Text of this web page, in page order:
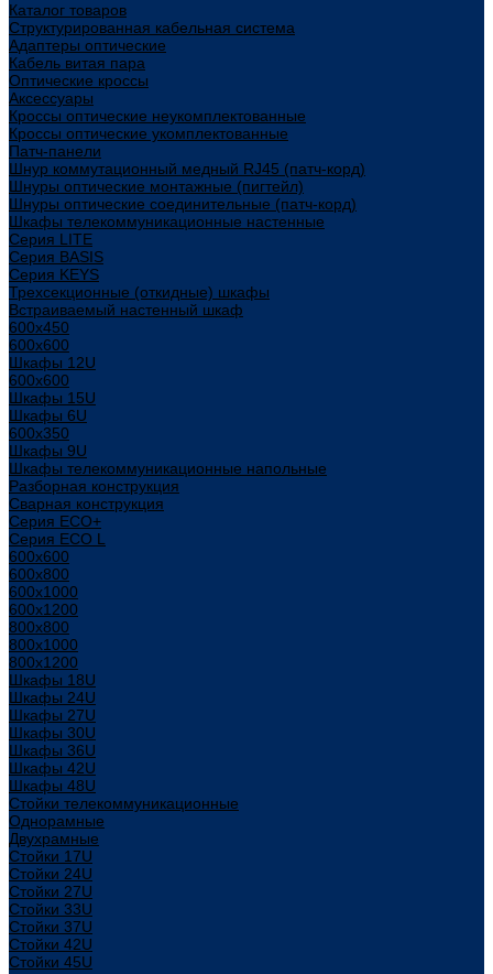
Каталог товаров
Структурированная кабельная система
Адаптеры оптические
Кабель витая пара
Оптические кроссы
Аксессуары
Кроссы оптические неукомплектованные
Кроссы оптические укомплектованные
Патч-панели
Шнур коммутационный медный RJ45 (патч-корд)
Шнуры оптические монтажные (пигтейл)
Шнуры оптические соединительные (патч-корд)
Шкафы телекоммуникационные настенные
Cерия LITE
Cерия BASIS
Cерия KEYS
Трехсекционные (откидные) шкафы
Встраиваемый настенный шкаф
600x450
600x600
Шкафы 12U
600x600
Шкафы 15U
Шкафы 6U
600x350
Шкафы 9U
Шкафы телекоммуникационные напольные
Разборная конструкция
Сварная конструкция
Серия ECO+
Серия ECO L
600x600
600x800
600х1000
600х1200
800x800
800х1000
800х1200
Шкафы 18U
Шкафы 24U
Шкафы 27U
Шкафы 30U
Шкафы 36U
Шкафы 42U
Шкафы 48U
Стойки телекоммуникационные
Однорамные
Двухрамные
Стойки 17U
Стойки 24U
Стойки 27U
Стойки 33U
Стойки 37U
Стойки 42U
Стойки 45U